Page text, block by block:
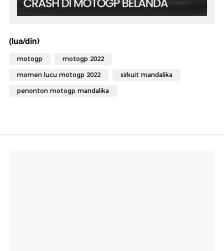
(lua/din)
motogp motogp 2022
momen lucu motogp 2022 sirkuit mandalika
penonton motogp mandalika